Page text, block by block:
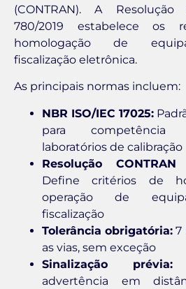
(CONTRAN). A Resolução
780/2019 estabelece os
homologação de
fiscalização eletrônica.
As principais normas incluem:
NBR ISO/IEC 17025:
para
laboratórios de calibração
Resolução
Define critérios de
operação de
fiscalização
Tolerância obrigatória: 7
as vias, sem exceção
Sinalização prévia:
advertência em